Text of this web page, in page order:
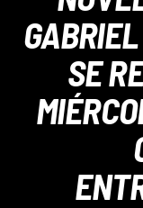
SE